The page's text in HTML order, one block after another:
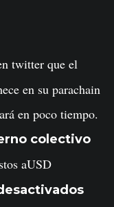
twitter que el
en su parachain
en poco tiempo.
colectivo
aUSD